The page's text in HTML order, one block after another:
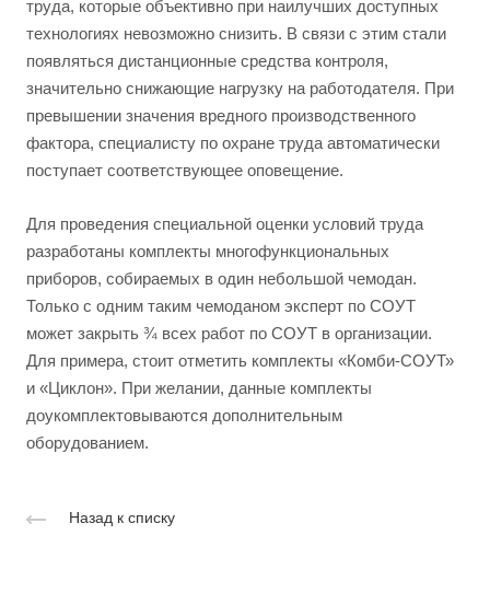
труда, которые объективно при наилучших доступных
технологиях невозможно снизить. В связи с этим стали
появляться дистанционные средства контроля,
значительно снижающие нагрузку на работодателя. При
превышении значения вредного производственного
фактора, специалисту по охране труда автоматически
поступает соответствующее оповещение.
Для проведения специальной оценки условий труда
разработаны комплекты многофункциональных
приборов, собираемых в один небольшой чемодан.
Только с одним таким чемоданом эксперт по СОУТ
может закрыть ¾ всех работ по СОУТ в организации.
Для примера, стоит отметить комплекты «Комби-СОУТ»
и «Циклон». При желании, данные комплекты
доукомплектовываются дополнительным
оборудованием.
Назад к списку